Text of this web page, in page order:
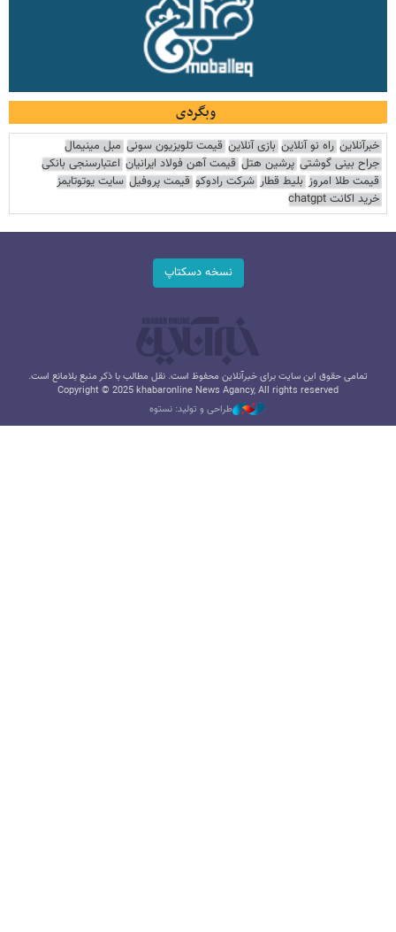
وبگردی
خبرآنلاین راه نو آنلاین بازی آنلاین قیمت تلویزیون سونی مبل مینیمال
جراح بینی گوشتی پرشین هتل قیمت آهن فولاد ایرانیان اعتبارسنجی بانکی
قیمت طلا امروز بلیط قطار شرکت رادوکو قیمت پروفیل سایت یوتوتایمز
خرید اکانت chatgpt
نسخه دسکتاپ
تمامی حقوق این سایت برای خبرآنلاین محفوظ است. نقل مطالب با ذکر منبع بلامانع است.
Copyright © 2025 khabaronline News Agancy, All rights reserved
طراحی و تولید: نستوه